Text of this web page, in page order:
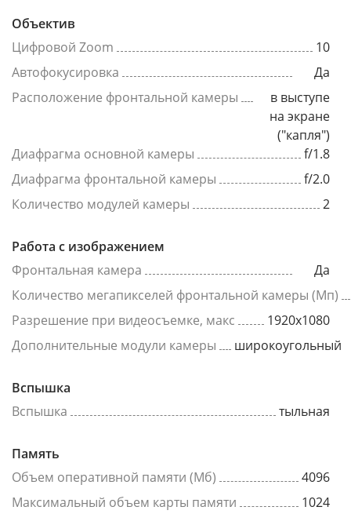
Объектив
Цифровой Zoom
10
Автофокусировка
Да
Расположение фронтальной камеры
в выступе
на экране
("капля")
Диафрагма основной камеры
f/1.8
Диафрагма фронтальной камеры
f/2.0
Количество модулей камеры
2
Работа с изображением
Фронтальная камера
Да
Количество мегапикселей фронтальной камеры (Мп)
Разрешение при видеосъемке, макс
1920x1080
Дополнительные модули камеры
широкоугольный
Вспышка
Вспышка
тыльная
Память
Объем оперативной памяти (Мб)
4096
Максимальный объем карты памяти
1024